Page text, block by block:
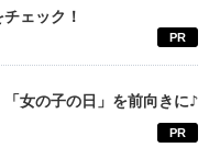
ェック！
PR
女の子の日」を前向きに♪
PR